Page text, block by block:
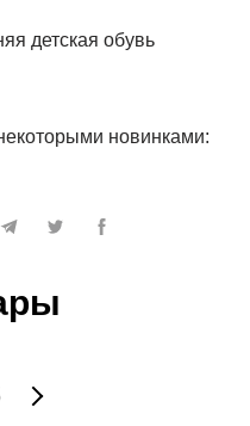
детская обувь
новинками: